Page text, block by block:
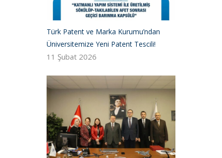
Türk Patent ve Marka Kurumu’ndan
Üniversitemize Yeni Patent Tescili!
11 Şubat 2026